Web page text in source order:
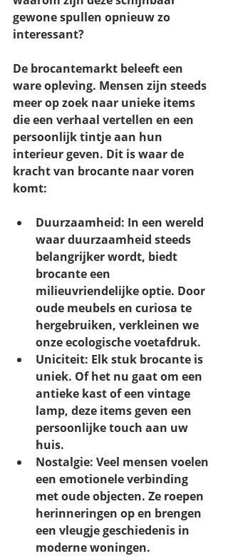
gewone spullen opnieuw zo
interessant?
De brocantemarkt beleeft een
ware opleving. Mensen zijn steeds
meer op zoek naar unieke items
die een verhaal vertellen en een
persoonlijk tintje aan hun
interieur geven. Dit is waar de
kracht van brocante naar voren
komt:
Duurzaamheid: In een wereld
waar duurzaamheid steeds
belangrijker wordt, biedt
brocante een
milieuvriendelijke optie. Door
oude meubels en curiosa te
hergebruiken, verkleinen we
onze ecologische voetafdruk.
Uniciteit: Elk stuk brocante is
uniek. Of het nu gaat om een
antieke kast of een vintage
lamp, deze items geven een
persoonlijke touch aan uw
huis.
Nostalgie: Veel mensen voelen
een emotionele verbinding
met oude objecten. Ze roepen
herinneringen op en brengen
een vleugje geschiedenis in
moderne woningen.